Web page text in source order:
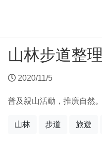
山林步道整理
2020/11/5
普及親山活動，推廣自然。
山林 步道 旅遊